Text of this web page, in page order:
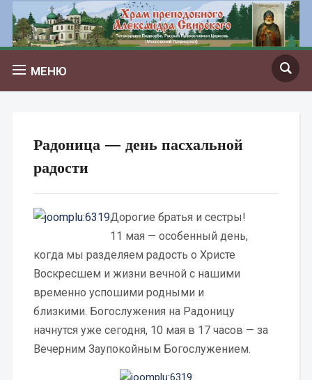
МЕНЮ
Радоница — день пасхальной
радости
Дорогие братья и сестры!
11 мая — особенный день,
когда мы разделяем радость о Христе
Воскресшем и жизни вечной с нашими
временно успошими родными и
близкими. Богослужения на Радоницу
начнутся уже сегодня, 10 мая в 17 часов — за
Вечерним Заупокойным Богослужением.